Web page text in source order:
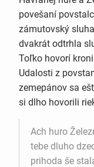
povešaní
zámutovský
dvakrát odtrhla
Toľko hovorí
Udalosti z
zemepánov sa
si dlho hovorili
Ach huro
tebe dluho
prihoda še